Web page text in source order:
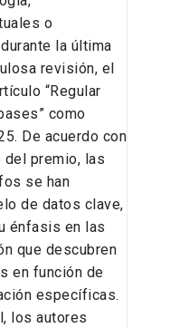
o
la última
revisión, el
“Regular
como
De acuerdo con
del premio, las
se han
de datos clave,
énfasis en las
que descubren
en función de
específicas.
los autores